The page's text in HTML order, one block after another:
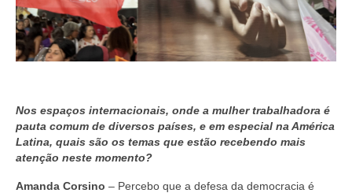
Nos espaços internacionais, onde a mulher trabalhadora é
pauta comum de diversos países, e em especial na América
Latina, quais são os temas que estão recebendo mais
atenção neste momento?
Amanda Corsino – Percebo que a defesa da democracia é